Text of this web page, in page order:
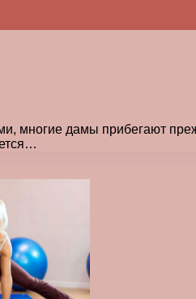
многие дамы прибегают